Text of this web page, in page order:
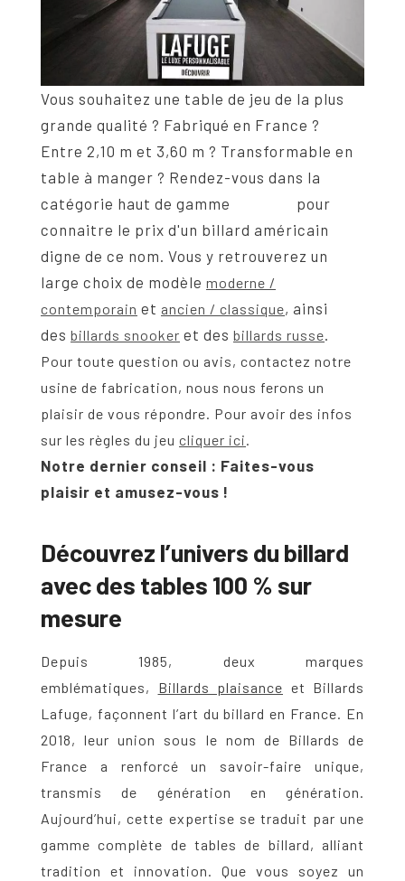
Vous souhaitez une table de jeu de la plus
grande qualité ? Fabriqué en France ?
Entre 2,10 m et 3,60 m ? Transformable en
table à manger ? Rendez-vous dans la
catégorie haut de gamme
pour
connaitre le prix d'un billard américain
digne de ce nom. Vous y retrouverez un
large choix de modèle moderne /
contemporain et ancien / classique, ainsi
des billards snooker et des billards russe.
Pour toute question ou avis, contactez notre
usine de fabrication, nous nous ferons un
plaisir de vous répondre. Pour avoir des infos
sur les règles du jeu cliquer ici.
Notre dernier conseil : Faites-vous
plaisir et amusez-vous !
Découvrez l’univers du billard
avec des tables 100 % sur
mesure
Depuis 1985, deux marques
emblématiques, Billards plaisance et Billards
Lafuge, façonnent l’art dubillard en France. En
2018, leur union sous le nom de Billards de
France a renforcé un savoir-faire unique,
transmis de génération en génération.
Aujourd’hui, cette expertise se traduit par une
gamme complète de tables de billard, alliant
tradition et innovation. Que vous soyez un